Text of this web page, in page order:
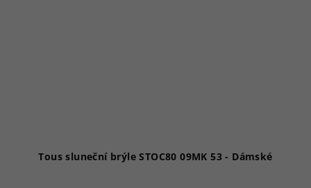
Tous sluneční brýle STOC80 09MK 53 - Dámské